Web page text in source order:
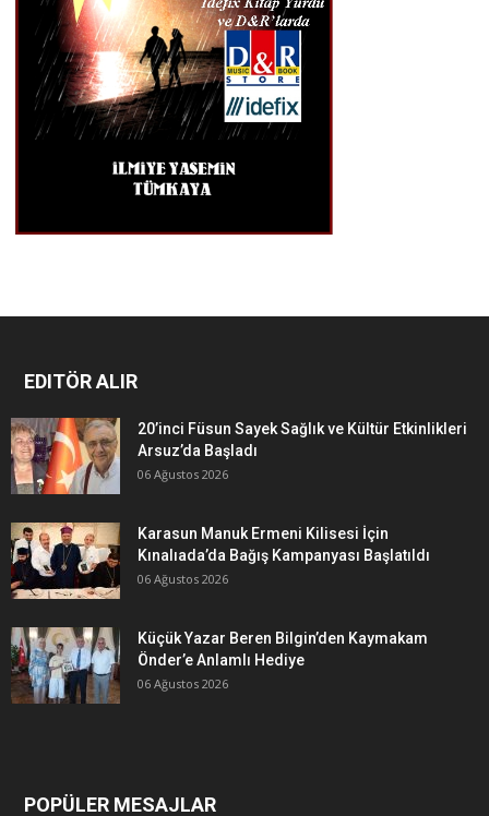
EDITÖR ALIR
20’inci Füsun Sayek Sağlık ve Kültür Etkinlikleri
Arsuz’da Başladı
06 Ağustos 2026
Karasun Manuk Ermeni Kilisesi İçin
Kınalıada’da Bağış Kampanyası Başlatıldı
06 Ağustos 2026
Küçük Yazar Beren Bilgin’den Kaymakam
Önder’e Anlamlı Hediye
06 Ağustos 2026
POPÜLER MESAJLAR